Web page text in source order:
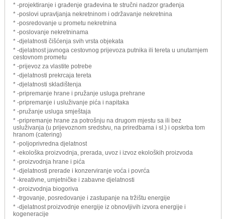
* -projektiranje i građenje građevina te stručni nadzor građenja
* -poslovi upravljanja nekretninom i održavanje nekretnina
* -posredovanje u prometu nekretnina
* -poslovanje nekretninama
* -djelatnosti čišćenja svih vrsta objekata
* -djelatnost javnoga cestovnog prijevoza putnika ili tereta u unutarnjem
cestovnom prometu
* -prijevoz za vlastite potrebe
* -djelatnosti prekrcaja tereta
* -djelatnosti skladištenja
* -pripremanje hrane i pružanje usluga prehrane
* -pripremanje i usluživanje pića i napitaka
* -pružanje usluga smještaja
* -pripremanje hrane za potrošnju na drugom mjestu sa ili bez
usluživanja (u prijevoznom sredstvu, na priredbama i sl.) i opskrba tom
hranom (catering)
* -poljoprivredna djelatnost
* -ekološka proizvodnja, prerada, uvoz i izvoz ekoloških proizvoda
* -proizvodnja hrane i pića
* -djelatnosti prerade i konzerviranje voća i povrća
* -kreativne, umjetničke i zabavne djelatnosti
* -proizvodnja biogoriva
* -trgovanje, posredovanje i zastupanje na tržištu energije
* -djelatnost proizvodnje energije iz obnovljivih izvora energije i
kogeneracije